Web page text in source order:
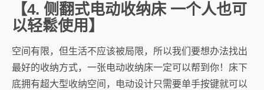
【4. 侧翻式电动收纳床 一个人也可
以轻鬆使用】
空间有限，但生活不应该被局限，所以我们要想办法找出
最好的收纳方式，一张电动收纳床一定可以帮到你！床下
底拥有超大型收纳空间，电动设计只需要单手按键就可以